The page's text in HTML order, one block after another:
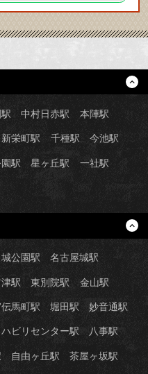
中村日赤駅 本陣駅
新栄町駅 千種駅 今池駅
駅 星ヶ丘駅 一社駅
公園駅 名古屋城駅
津駅 東別院駅 金山駅
馬町駅 堀田駅 妙音通駅
ビリセンター駅 八事駅
自由ヶ丘駅 茶屋ヶ坂駅